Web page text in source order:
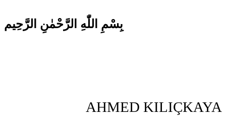
بِسْمِ اللّٰهِ الرَّحْمٰنِ الرَّحِيم
AHMED KILIÇKAYA